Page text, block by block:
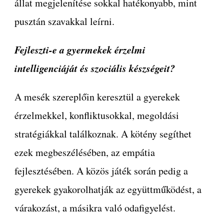
állat megjelenítése sokkal hatékonyabb, mint
pusztán szavakkal leírni.
Fejleszti-e a gyermekek érzelmi
intelligenciáját és szociális készségeit?
A mesék szereplőin keresztül a gyerekek
érzelmekkel, konfliktusokkal, megoldási
stratégiákkal találkoznak. A kötény segíthet
ezek megbeszélésében, az empátia
fejlesztésében. A közös játék során pedig a
gyerekek gyakorolhatják az együttműködést, a
várakozást, a másikra való odafigyelést.